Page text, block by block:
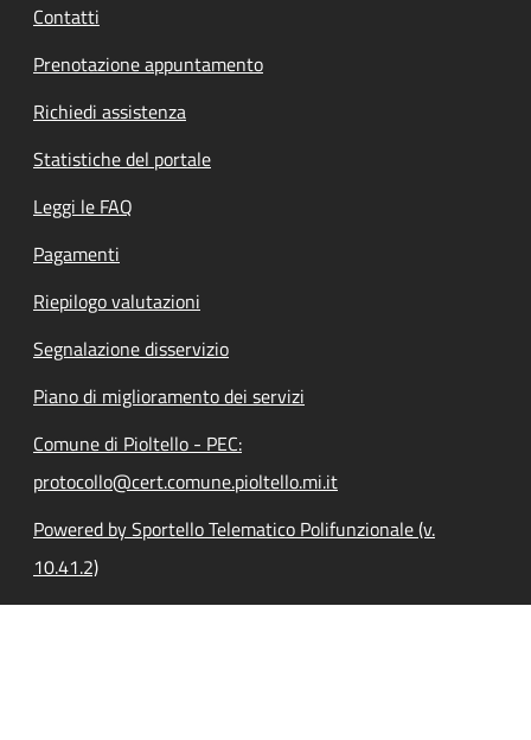
Contatti
Prenotazione appuntamento
Richiedi assistenza
Statistiche del portale
Leggi le FAQ
Pagamenti
Riepilogo valutazioni
Segnalazione disservizio
Piano di miglioramento dei servizi
Comune di Pioltello - PEC:
protocollo@cert.comune.pioltello.mi.it
Powered by Sportello Telematico Polifunzionale (v.
10.41.2)